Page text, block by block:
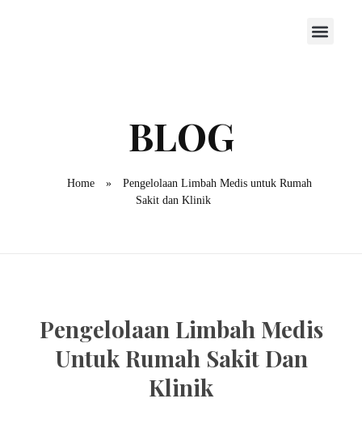
Home »
Pengelolaan Limbah Medis untuk Rumah
Sakit dan Klinik
Pengelolaan Limbah Medis
Untuk Rumah Sakit Dan
Klinik